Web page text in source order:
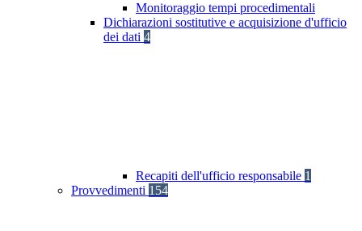
Monitoraggio tempi procedimentali
Dichiarazioni sostitutive e acquisizione d'ufficio
dei dati 4
Recapiti dell'ufficio responsabile 1
Provvedimenti 154